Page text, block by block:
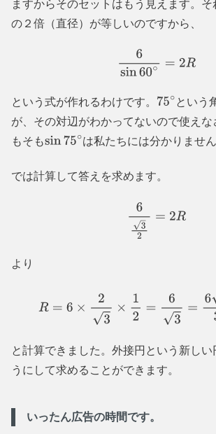
ますからそのセットはもう見えます。
の２倍（直径）が等しいのですから、
sin ∘=2 R
という式が作れるわけです。 75
という
が、その対辺がわかってないので使え
もそもsin75∘ は私たちには分かりません
では計算して答えを求めます。
6 =2 R
より
R 3× 3= 2
と計算できました。外接円という新しい
うにして求めることができます。
いったん広告の時間です。